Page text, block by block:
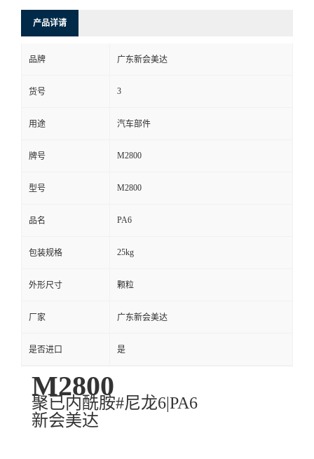
产品详请
品牌 广东新会美达
货号 3
用途 汽车部件
牌号 M2800
型号 M2800
品名 PA6
包装规格 25kg
外形尺寸 颗粒
厂家 广东新会美达
是否进口 是
M2800
聚已内酰胺#尼龙6|PA6
新会美达